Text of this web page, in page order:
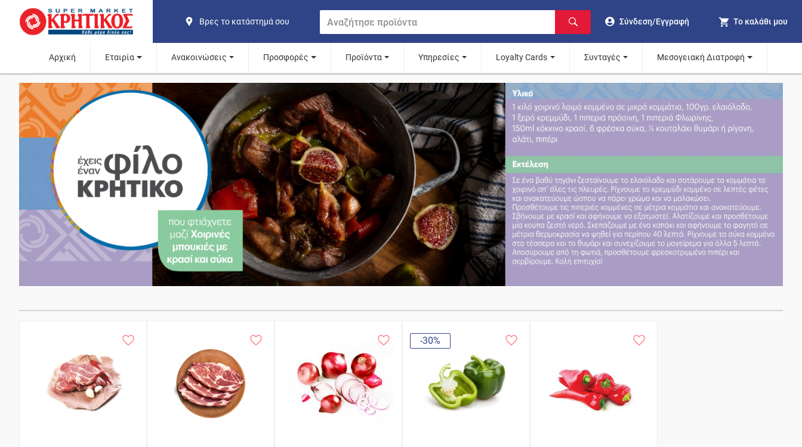
Βρες το κατάστημά σου Σύνδεση/Εγγραφή Το καλάθι μου
Αρχική Εταιρία Ανακοινώσεις Προσφορές Προϊόντα Υπηρεσίες Loyalty Cards Συνταγές Μεσογειακή Διατροφή
-30%